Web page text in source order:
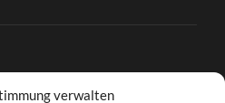
verwalten